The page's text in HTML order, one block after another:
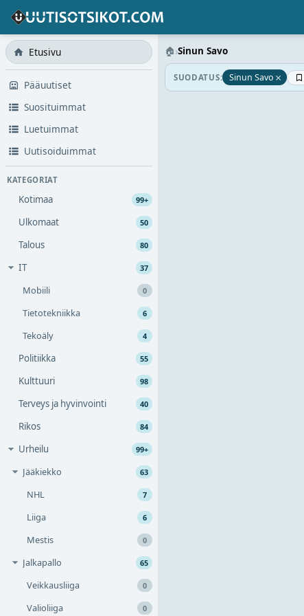
Etusivu
Pääuutiset
Suosituimmat
Luetuimmat
Uutisoiduimmat
KATEGORIAT
Kotimaa 99+
Ulkomaat 50
Talous 80
IT 37
Mobiili 0
Tietotekniikka 6
Tekoäly 4
Politiikka 55
Kulttuuri 98
Terveys ja hyvinvointi 40
Rikos 84
Urheilu 99+
Jääkiekko 63
NHL 7
Liiga 6
Mestis 0
Jalkapallo 65
Veikkausliiga 0
Valioliiga 0
🏠›Sinun Savo
SUODATUS: Sinun Savo ×